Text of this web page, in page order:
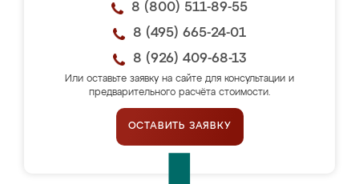
8 (800) 511-89-55
8 (495) 665-24-01
8 (926) 409-68-13
Или оставьте заявку на сайте для консультации и
предварительного расчёта стоимости.
ОСТАВИТЬ ЗАЯВКУ